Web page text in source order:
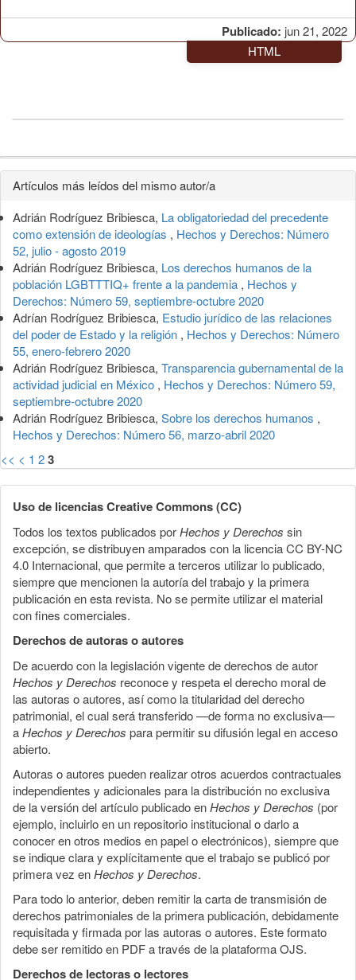
Publicado: jun 21, 2022
HTML
Detalles
del
artículo
Artículos más leídos del mismo autor/a
Adrián Rodríguez Bribiesca, La obligatoriedad del precedente
como extensión de ideologías , Hechos y Derechos: Número
52, julio - agosto 2019
Adrián Rodríguez Bribiesca, Los derechos humanos de la
población LGBTTTIQ+ frente a la pandemia , Hechos y
Derechos: Número 59, septiembre-octubre 2020
Adrían Rodríguez Bribiesca, Estudio jurídico de las relaciones
del poder de Estado y la religión , Hechos y Derechos: Número
55, enero-febrero 2020
Adrián Rodríguez Bribiesca, Transparencia gubernamental de la
actividad judicial en México , Hechos y Derechos: Número 59,
septiembre-octubre 2020
Adrián Rodríguez Bribiesca, Sobre los derechos humanos ,
Hechos y Derechos: Número 56, marzo-abril 2020
<< < 1 23
Uso de licencias Creative Commons (CC)
Todos los textos publicados porHechos y Derechos sin
excepción, se distribuyen amparados con la licencia CC BY-NC
4.0 Internacional, que permite a terceros utilizar lo publicado,
siempre que mencionen la autoría del trabajo y la primera
publicación en esta revista. No se permite utilizar el material
con fines comerciales.
Derechos de autoras o autores
De acuerdo con la legislación vigente de derechos de autor
Hechos y Derechos reconoce y respeta el derecho moral de
las autoras o autores, así como la titularidad del derecho
patrimonial, el cual será transferido —de forma no exclusiva—
aHechos y Derechos para permitir su difusión legal en acceso
abierto.
Autoras o autores pueden realizar otros acuerdos contractuales
independientes y adicionales para la distribución no exclusiva
de la versión del artículo publicado enHechos y Derechos (por
ejemplo, incluirlo en un repositorio institucional o darlo a
conocer en otros medios en papel o electrónicos), siempre que
se indique clara y explícitamente que el trabajo se publicó por
primera vez enHechos y Derechos.
Para todo lo anterior, deben remitir la carta de transmisión de
derechos patrimoniales de la primera publicación, debidamente
requisitada y firmada por las autoras o autores. Este formato
debe ser remitido en PDF a través de la plataforma OJS.
Derechos de lectoras o lectores